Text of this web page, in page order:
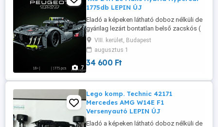
7
1775db LEPIN ÚJ
Eladó a képeken látható doboz nélküli de
gyárilag lezárt bontatlan belső zacskós (
lego kompatibilis) szett leírással együtt,
tehát teljesen új, csak doboz nincs hozzá.
Szuper minőség, 100% kompatibilitás 1:1-
ben, kiváló termék, nálam van, azonnal
megoldható a keleti ...
VIII. kerület, Budapest
augusztus 1
34 600 Ft
Lego komp. Technic 42171
Mercedes AMG W14E F1
Versenyautó LEPIN ÚJ
Eladó a képeken látható doboz nélküli de